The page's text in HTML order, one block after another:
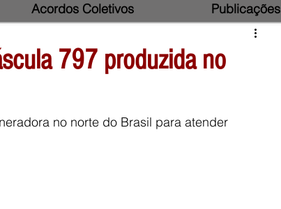
797 produzida no
no norte do Brasil para atender
Acordos Coletivos Publicações